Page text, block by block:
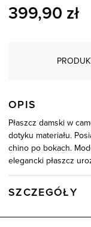
399,90 zł
OPIS
Płaszcz damski w
dotyku materiału.
chino po bokach.
elegancki płaszcz
SZCZEGÓŁY